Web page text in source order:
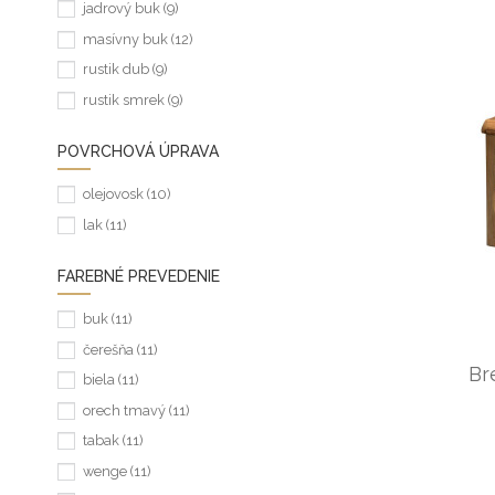
jadrový buk (9)
masívny buk (12)
rustik dub (9)
rustik smrek (9)
POVRCHOVÁ ÚPRAVA
olejovosk (10)
lak (11)
FAREBNÉ PREVEDENIE
buk (11)
čerešňa (11)
biela (11)
orech tmavý (11)
tabak (11)
wenge (11)